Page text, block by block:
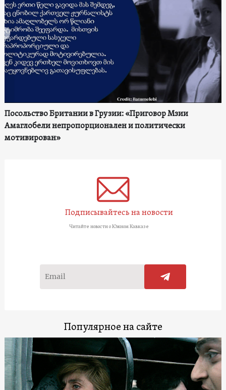
Посольство Британии в Грузии: «Приговор Мзии
Амаглобели непропорционален и политически
мотивирован»
Подписывайтесь на новости
Читайте новости о Южном Кавказе
Популярное на сайте